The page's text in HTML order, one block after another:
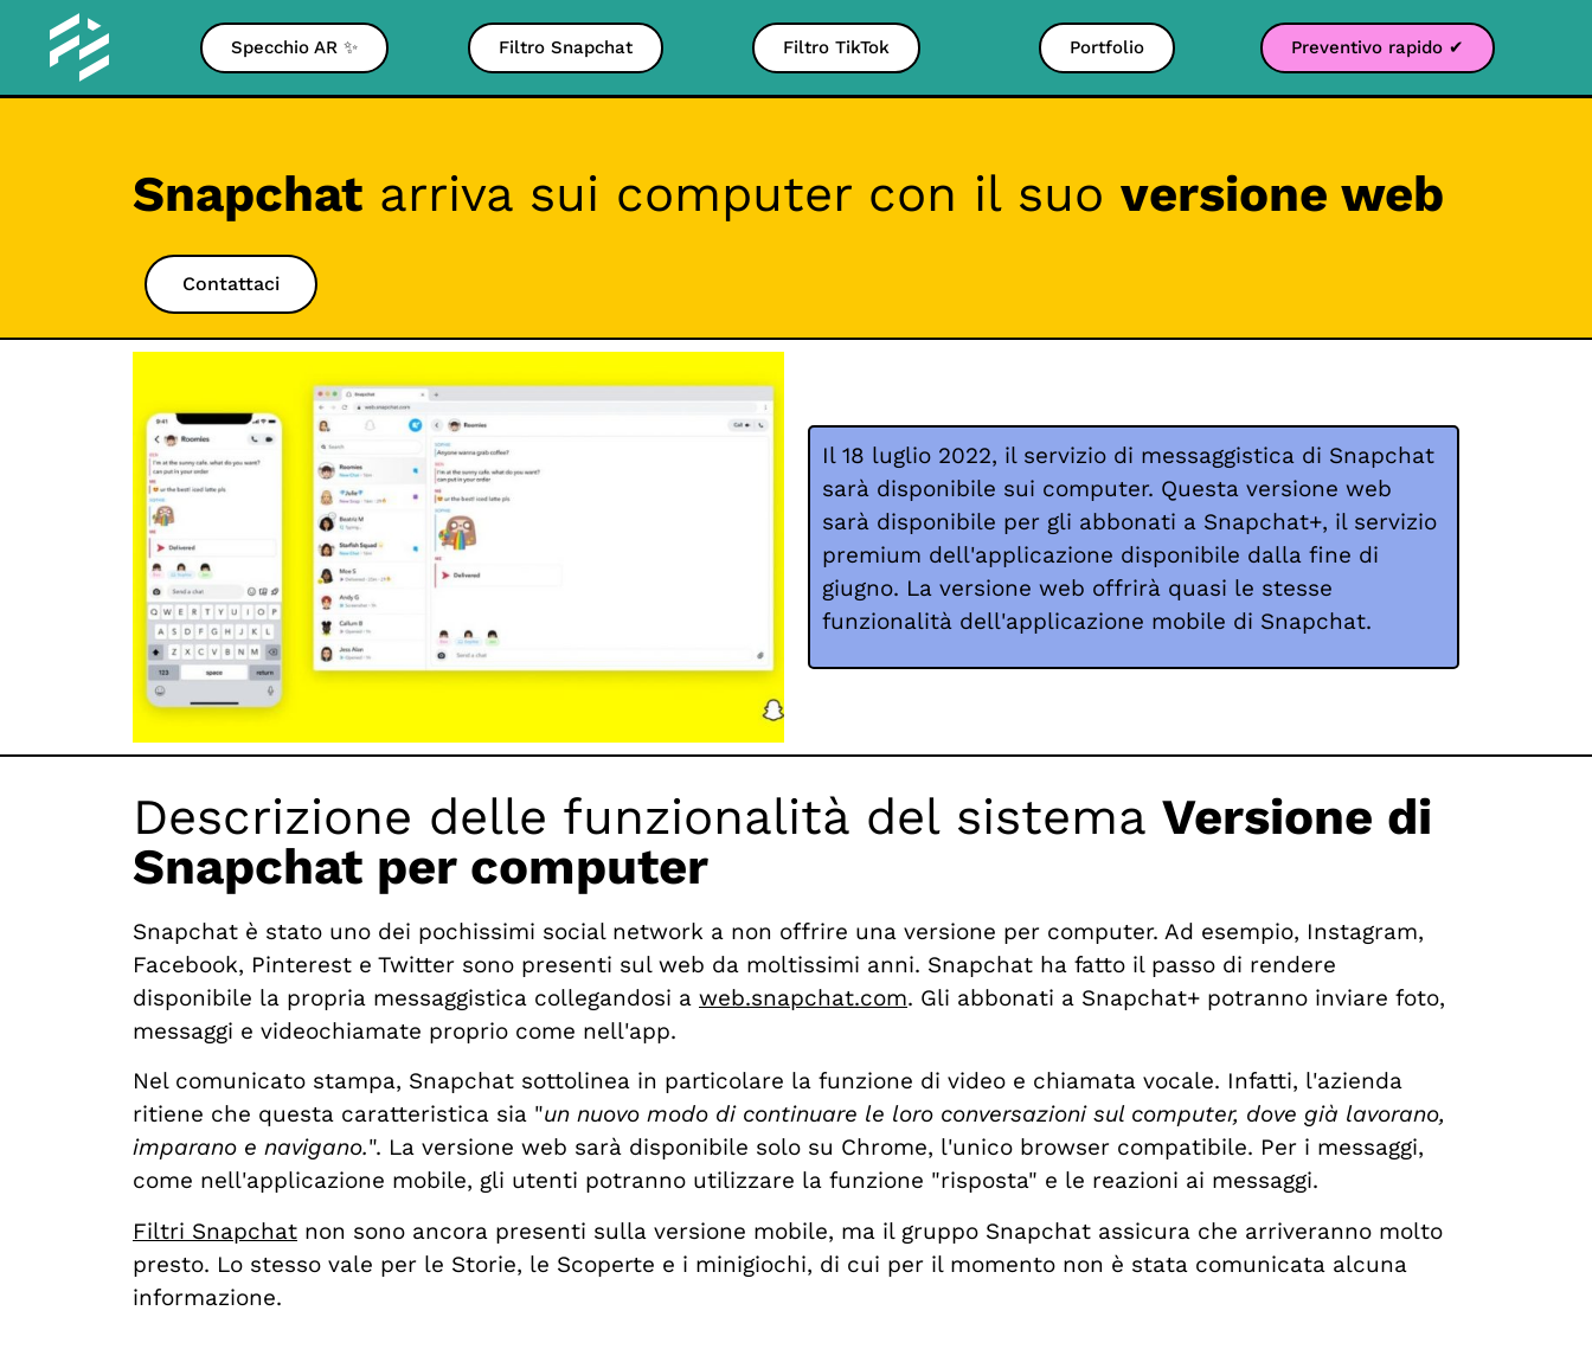
Specchio AR ✨ Filtro Snapchat Filtro TikTok Portfolio Preventivo rapido ✔
Snapchat arriva sui computer con il suo versione web
Contattaci
Il 18 luglio 2022, il servizio di messaggistica di Snapchat
sarà disponibile sui computer. Questa versione web
sarà disponibile per gli abbonati a Snapchat+, il servizio
premium dell'applicazione disponibile dalla fine di
giugno. La versione web offrirà quasi le stesse
funzionalità dell'applicazione mobile di Snapchat.
Descrizione delle funzionalità del sistema Versione di
Snapchat per computer
Snapchat è stato uno dei pochissimi social network a non offrire una versione per computer. Ad esempio, Instagram,
Facebook, Pinterest e Twitter sono presenti sul web da moltissimi anni. Snapchat ha fatto il passo di rendere
disponibile la propria messaggistica collegandosi a web.snapchat.com. Gli abbonati a Snapchat+ potranno inviare foto,
messaggi e videochiamate proprio come nell'app.
Nel comunicato stampa, Snapchat sottolinea in particolare la funzione di video e chiamata vocale. Infatti, l'azienda
ritiene che questa caratteristica sia "un nuovo modo di continuare le loro conversazioni sul computer, dove già lavorano,
imparano e navigano.". La versione web sarà disponibile solo su Chrome, l'unico browser compatibile. Per i messaggi,
come nell'applicazione mobile, gli utenti potranno utilizzare la funzione "risposta" e le reazioni ai messaggi.
Filtri Snapchat non sono ancora presenti sulla versione mobile, ma il gruppo Snapchat assicura che arriveranno molto
presto. Lo stesso vale per le Storie, le Scoperte e i minigiochi, di cui per il momento non è stata comunicata alcuna
informazione.